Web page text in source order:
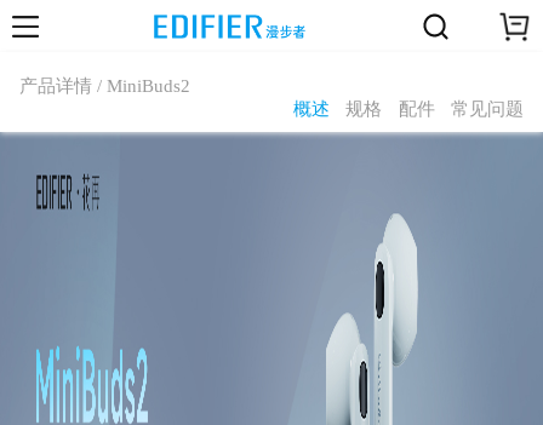
产品详情 / MiniBuds2
概述
规格 配件 常见问题